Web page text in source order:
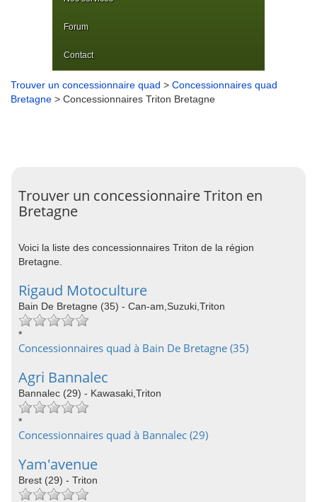
Forum
Contact
Trouver un concessionnaire quad > Concessionnaires quad
Bretagne > Concessionnaires Triton Bretagne
Trouver un concessionnaire Triton en
Bretagne
Voici la liste des concessionnaires Triton de la région
Bretagne.
Rigaud Motoculture
Bain De Bretagne (35) - Can-am,Suzuki,Triton
*
Concessionnaires quad à Bain De Bretagne (35)
Agri Bannalec
Bannalec (29) - Kawasaki,Triton
*
Concessionnaires quad à Bannalec (29)
Yam'avenue
Brest (29) - Triton